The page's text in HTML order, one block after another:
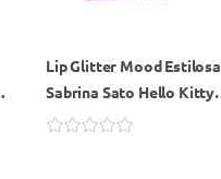
Lip Glitter Mood Estilosa
Sabrina Sato Hello Kitty
4ml